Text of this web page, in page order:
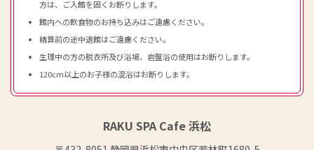
方は、ご入館を固くお断りします。
館内への飲食物のお持ち込みはご遠慮ください。
精算前の途中退館はご遠慮ください。
生理中の方の脱衣所及び浴場、岩盤浴の使用はお断りします。
120cm以上のお子様の混浴はお断りします。
RAKU SPA Cafe 浜松